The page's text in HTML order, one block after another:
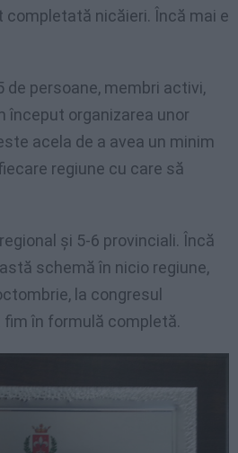
completată nicăieri. Încă mai e
de persoane, membri activi,
început organizarea unor
acela de a avea un minim
regiune cu care să
şi 5-6 provinciali. Încă
schemă în nicio regiune,
la congresul
în formulă completă.